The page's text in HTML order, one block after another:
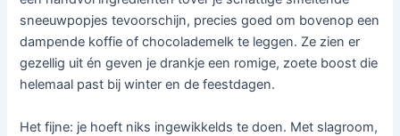
sneeuwpopjes tevoorschijn, precies goed om bovenop een
dampende koffie of chocolademelk te leggen. Ze zien er
gezellig uit én geven je drankje een romige, zoete boost die
helemaal past bij winter en de feestdagen.
Het fijne: je hoeft niks ingewikkelds te doen. Met slagroom,